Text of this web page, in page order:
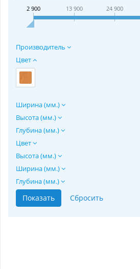
2 900 13 900 24 900
Производитель
Цвет
Ширина (мм.)
Высота (мм.)
Глубина (мм.)
Цвет
Высота (мм.)
Ширина (мм.)
Глубина (мм.)